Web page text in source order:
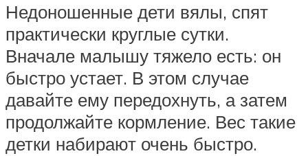
Недоношенные дети вялы, спят
практически круглые сутки.
Вначале малышу тяжело есть: он
быстро устает. В этом случае
давайте ему передохнуть, а затем
продолжайте кормление. Вес такие
детки набирают очень быстро.